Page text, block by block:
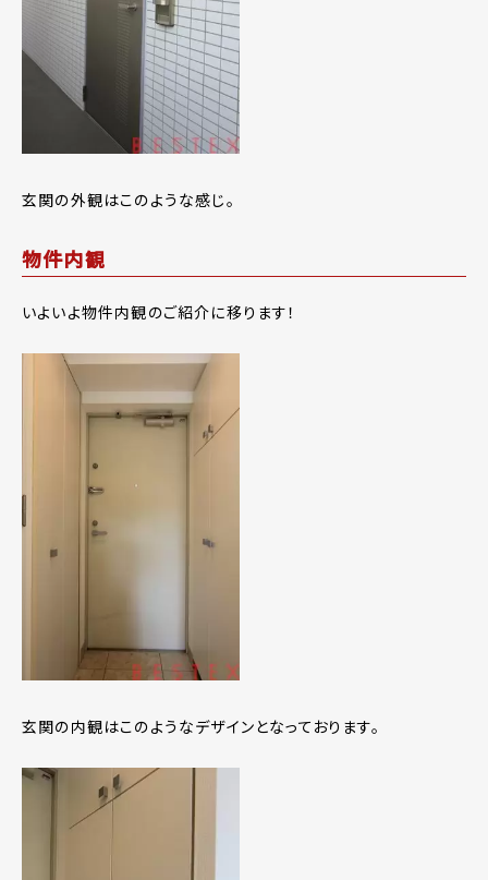
玄関の外観はこのような感じ。
物件内観
いよいよ物件内観のご紹介に移ります！
玄関の内観はこのようなデザインとなっております。